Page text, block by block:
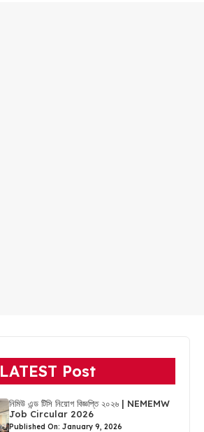
LATEST Post
নিমিউ এন্ড টিসি নিয়োগ বিজ্ঞপ্তি ২০২৬ | NEMEMW
Job Circular 2026
Published On: January 9, 2026